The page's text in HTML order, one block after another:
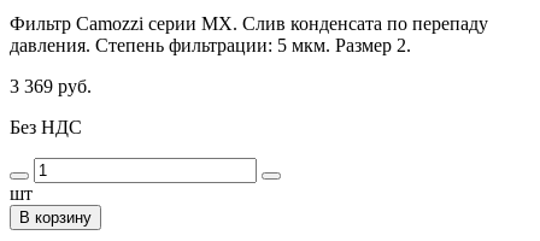
Фильтр Camozzi серии MX. Слив конденсата по перепаду
давления. Степень фильтрации: 5 мкм. Размер 2.
3 369 руб.
Без НДС
шт
В корзину